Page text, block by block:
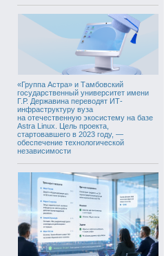
«Группа Астра» и Тамбовский
государственный университет имени
Г.Р. Державина переводят ИТ-
инфраструктуру вуза
на отечественную экосистему на базе
Astra Linux. Цель проекта,
стартовавшего в 2023 году, —
обеспечение технологической
независимости